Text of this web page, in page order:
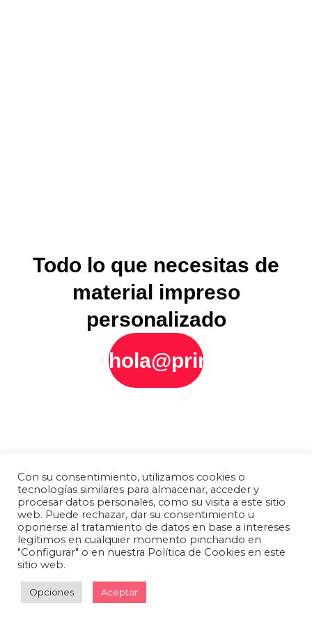
Todo lo que necesitas de
material impreso
personalizado
hola@printly.es
Con su consentimiento, utilizamos cookies o
tecnologías similares para almacenar, acceder y
procesar datos personales, como su visita a este sitio
web. Puede rechazar, dar su consentimiento u
oponerse al tratamiento de datos en base a intereses
legítimos en cualquier momento pinchando en
"Configurar" o en nuestra Política de Cookies en este
sitio web.
Opciones Aceptar